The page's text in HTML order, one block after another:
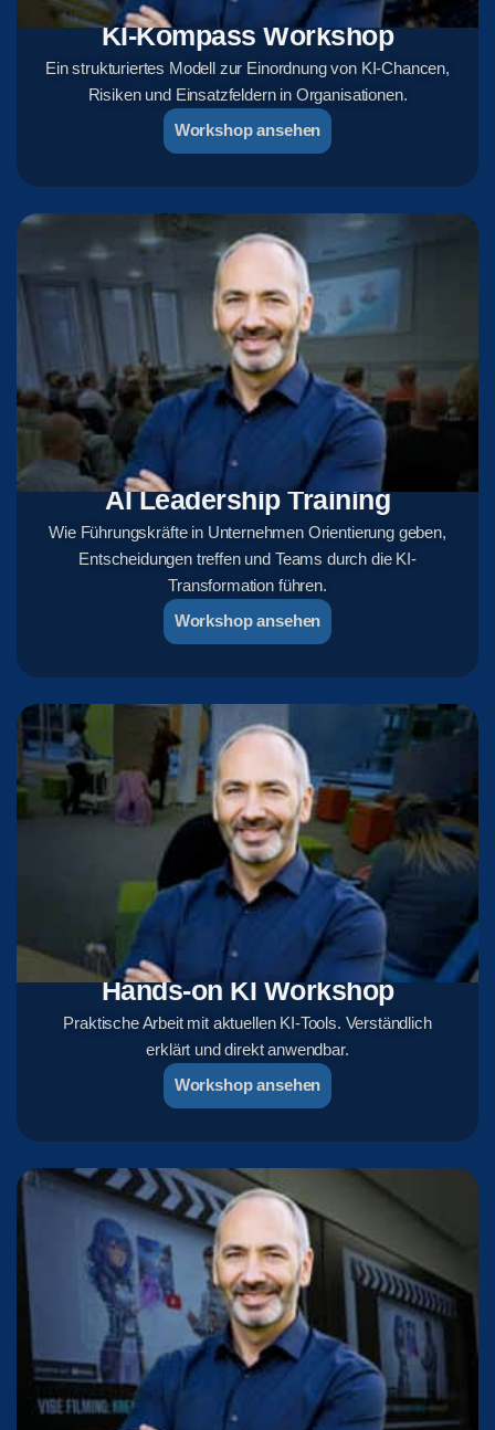
KI-Kompass Workshop
Ein strukturiertes Modell zur Einordnung von KI-Chancen,
Risiken und Einsatzfeldern in Organisationen.
Workshop ansehen
AI Leadership Training
Wie Führungskräfte in Unternehmen Orientierung geben,
Entscheidungen treffen und Teams durch die KI-
Transformation führen.
Workshop ansehen
Hands-on KI Workshop
Praktische Arbeit mit aktuellen KI-Tools. Verständlich
erklärt und direkt anwendbar.
Workshop ansehen